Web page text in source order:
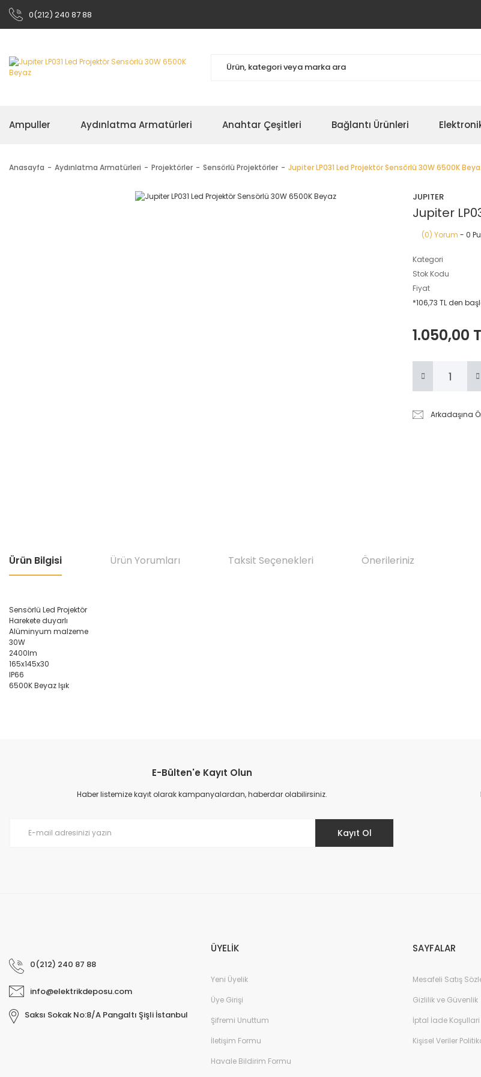
0(212) 240 87 88
Ampuller Aydınlatma Armatürleri Anahtar Çeşitleri Bağlantı Ürünleri
Anasayfa Aydınlatma Armatürleri Projektörler Sensörlü Projektörler Jupiter LP031 Led Projektör Sensörlü 30W 6500K
JUPITER
Jupiter
(0) Yorum - 0
Kategori
Stok Kodu
Fiyat
*106,73 TL den
1.050,00
Arkadaşına
Ürün Bilgisi Ürün Yorumları Taksit Seçenekleri Önerileriniz
Sensörlü Led Projektör
Harekete duyarlı
Alüminyum malzeme
30W
2400lm
165x145x30
IP66
6500K Beyaz Işık
Ürün resmi kalitesiz, bozuk veya görüntülenemiyor.
Ürün açıklamasında eksik bilgiler bulunuyor.
E-Bülten'e Kayıt Olun
Haber listemize kayıt olarak kampanyalardan, haberdar olabilirsiniz.
Kayıt Ol
0(212) 240 87 88
info@elektrikdeposu.com
Saksı Sokak No:8/A Pangaltı Şişli İstanbul
ÜYELİK
Yeni Üyelik
Üye Girişi
Şifremi Unuttum
İletişim Formu
Havale Bildirim Formu
SAYFALAR
Mesafeli Satış
Gizlilik ve Güvenlik
İptal İade Koşullari
Kişisel Veriler